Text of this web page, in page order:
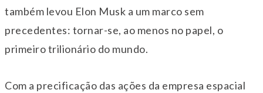
também levou Elon Musk a um marco sem
precedentes: tornar-se, ao menos no papel, o
primeiro trilionário do mundo.
Com a precificação das ações da empresa espacial